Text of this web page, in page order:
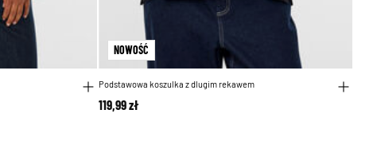
NOWOŚĆ
Podstawowa koszulka z dlugim rekawem
119,99 zł